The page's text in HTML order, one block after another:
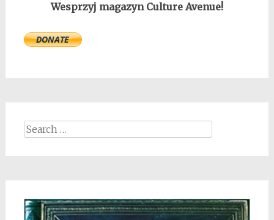
Wesprzyj magazyn Culture Avenue!
Search